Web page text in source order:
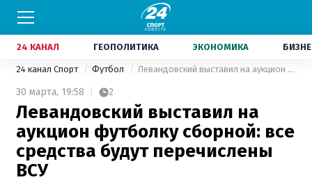
24 КАНАЛ ГЕОПОЛИТИКА ЭКОНОМИКА
24 канал Спорт Футбол Левандовский выставил на аукцион футболку сборной: все средства будут перечислены ВСУ
30 марта, 19:58 2
Левандовский выставил на
аукцион футболку сборной: все
средства будут перечислены
ВСУ